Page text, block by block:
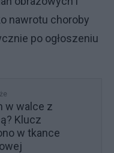
nawrotu choroby
po ogłoszeniu
w walce z
Klucz
w tkance